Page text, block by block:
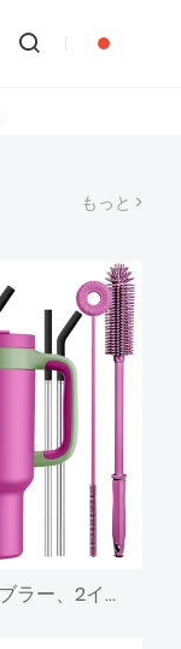
もっと >
ハンドル付きタンブラー、2イン1ストローとシップ蓋、漏れ防止、食器洗い機対応、断熱ステンレススチールトラベルコーヒーマグ、34時間冷たさを保ちます